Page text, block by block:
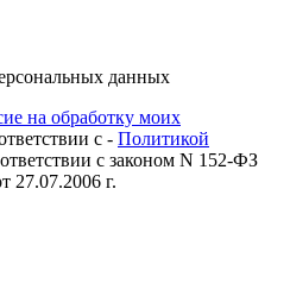
данных
на обработку моих
с - Политикой
с законом N 152-ФЗ
27.07.2006 г.